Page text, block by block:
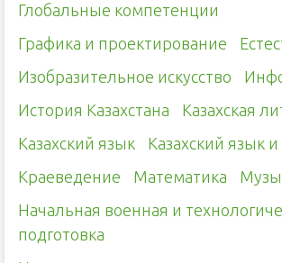
Глобальные компетенции
Графика и проектирование
Изобразительное искусство
История Казахстана
Казахская
Казахский язык
Казахский язык
Краеведение
Математика
Начальная военная и
подготовка